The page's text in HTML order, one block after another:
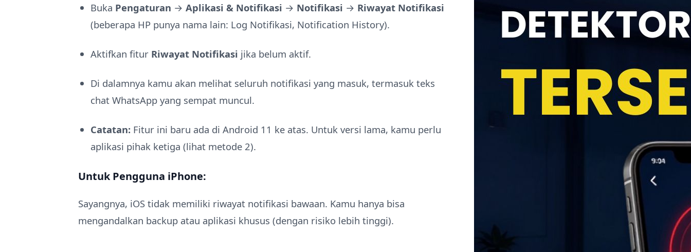
Buka Pengaturan → Aplikasi & Notifikasi → Notifikasi → Riwayat Notifikasi
(beberapa HP punya nama lain: Log Notifikasi, Notification History).
Aktifkan fitur Riwayat Notifikasi jika belum aktif.
Di dalamnya kamu akan melihat seluruh notifikasi yang masuk, termasuk teks
chat WhatsApp yang sempat muncul.
Catatan: Fitur ini baru ada di Android 11 ke atas. Untuk versi lama, kamu perlu
aplikasi pihak ketiga (lihat metode 2).
Untuk Pengguna iPhone:
Sayangnya, iOS tidak memiliki riwayat notifikasi bawaan. Kamu hanya bisa
mengandalkan backup atau aplikasi khusus (dengan risiko lebih tinggi).